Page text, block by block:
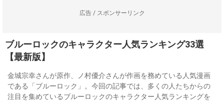
広告 / スポンサーリンク
ブルーロックのキャラクター人気ランキング33選
【最新版】
金城宗幸さんが原作、ノ村優介さんが作画を務めている人気漫画
である「ブルーロック」。今回の記事では、多くの人たちからの
注目を集めているブルーロックのキャラクター人気ランキングを